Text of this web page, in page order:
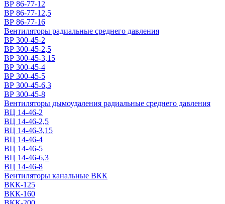
ВР 86-77-12
ВР 86-77-12,5
ВР 86-77-16
Вентиляторы радиальные среднего давления
ВР 300-45-2
ВР 300-45-2,5
ВР 300-45-3,15
ВР 300-45-4
ВР 300-45-5
ВР 300-45-6,3
ВР 300-45-8
Вентиляторы дымоудаления радиальные среднего давления
ВЦ 14-46-2
ВЦ 14-46-2,5
ВЦ 14-46-3,15
ВЦ 14-46-4
ВЦ 14-46-5
ВЦ 14-46-6,3
ВЦ 14-46-8
Вентиляторы канальные ВКК
ВКК-125
ВКК-160